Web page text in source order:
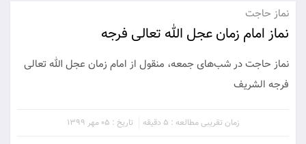
نماز حاجت
نماز امام زمان عجل الله تعالی فرجه
نماز حاجت در شب‌های جمعه، منقول از امام زمان عجل الله تعالی
فرجه الشریف
زمان تقریبی مطالعه : 5 دقیقه تاریخ : 05 مهر 1399